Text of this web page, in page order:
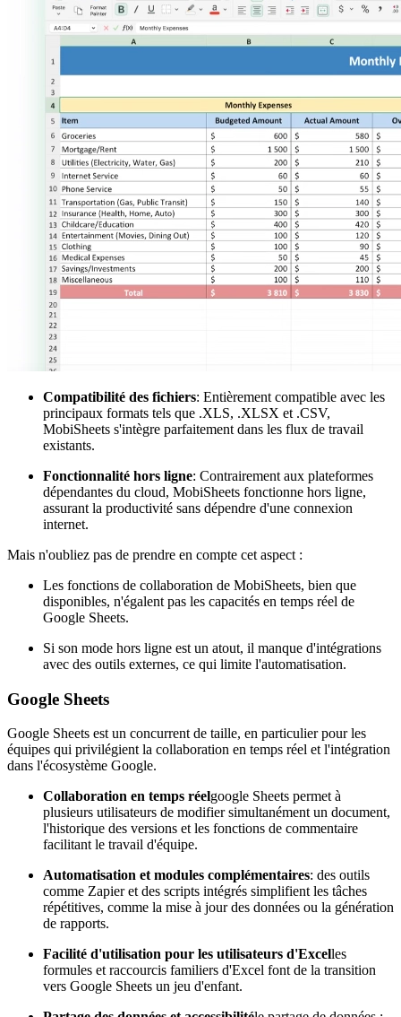
Compatibilité des fichiers: Entièrement compatible avec les
principaux formats tels que .XLS, .XLSX et .CSV,
MobiSheets s'intègre parfaitement dans les flux de travail
existants.
Fonctionnalité hors ligne: Contrairement aux plateformes
dépendantes du cloud, MobiSheets fonctionne hors ligne,
assurant la productivité sans dépendre d'une connexion
internet.
Mais n'oubliez pas de prendre en compte cet aspect :
Les fonctions de collaboration de MobiSheets, bien que
disponibles, n'égalent pas les capacités en temps réel de
Google Sheets.
Si son mode hors ligne est un atout, il manque d'intégrations
avec des outils externes, ce qui limite l'automatisation.
Google Sheets
Google Sheets est un concurrent de taille, en particulier pour les
équipes qui privilégient la collaboration en temps réel et l'intégration
dans l'écosystème Google.
Collaboration en temps réelgoogle Sheets permet à
plusieurs utilisateurs de modifier simultanément un document,
l'historique des versions et les fonctions de commentaire
facilitant le travail d'équipe.
Automatisation et modules complémentaires: des outils
comme Zapier et des scripts intégrés simplifient les tâches
répétitives, comme la mise à jour des données ou la génération
de rapports.
Facilité d'utilisation pour les utilisateurs d'Excelles
formules et raccourcis familiers d'Excel font de la transition
vers Google Sheets un jeu d'enfant.